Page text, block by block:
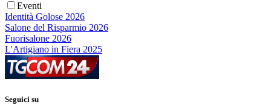
Eventi
Identità Golose 2026
Salone del Risparmio 2026
Fuorisalone 2026
L'Artigiano in Fiera 2025
Seguici su